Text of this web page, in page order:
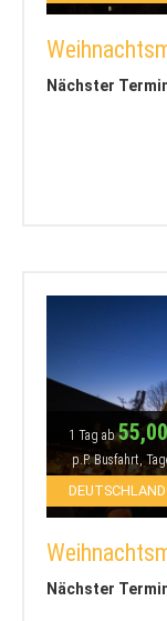
Nächster
1 Tag ab
p.P. Busfahrt,
DEUTSCHLAND
Nächster